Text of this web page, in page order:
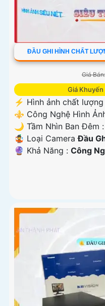
ĐẦU GHI HÌNH CHẤT
Giá
Giá
️⚡ Hình ảnh chất lượng
⚜️ Công Nghệ Hình
🌙 Tầm Nhìn Ban Đêm :
🤹 Loại CameraĐầu
️🔮 Khả Năng : Công